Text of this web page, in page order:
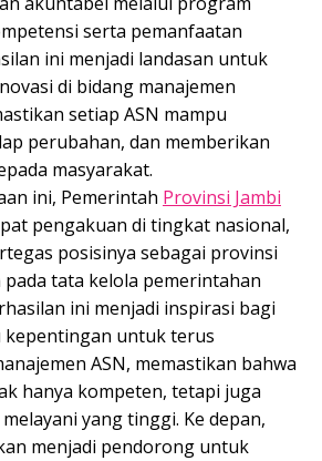
serta pemanfaatan
ini menjadi landasan untuk
di bidang manajemen
setiap ASN mampu
perubahan, dan memberikan
masyarakat.
ini, Pemerintah Provinsi Jambi
pengakuan di tingkat nasional,
posisinya sebagai provinsi
tata kelola pemerintahan
ini menjadi inspirasi bagi
untuk terus
ASN, memastikan bahwa
hanya kompeten, tetapi juga
yang tinggi. Ke depan,
menjadi pendorong untuk